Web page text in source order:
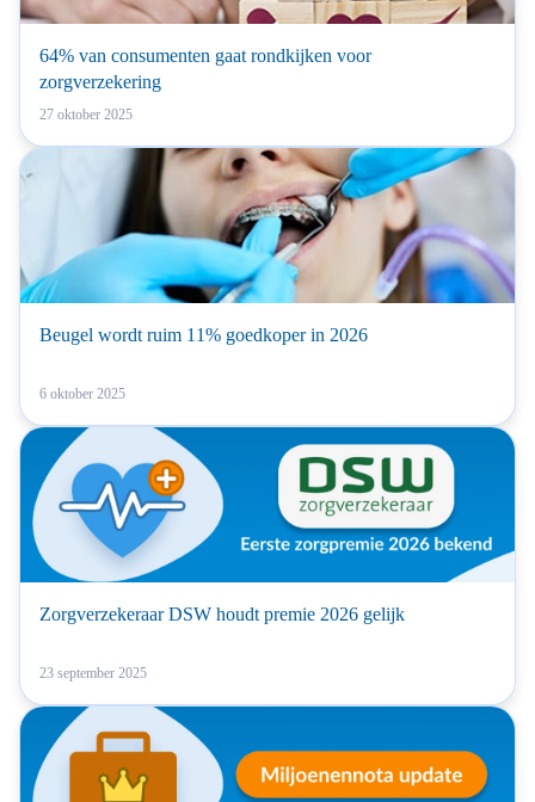
64% van consumenten gaat rondkijken voor
zorgverzekering
27 oktober 2025
Beugel wordt ruim 11% goedkoper in 2026
6 oktober 2025
Zorgverzekeraar DSW houdt premie 2026 gelijk
23 september 2025